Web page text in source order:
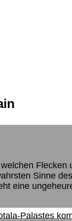
Sinne
eine
Palastes